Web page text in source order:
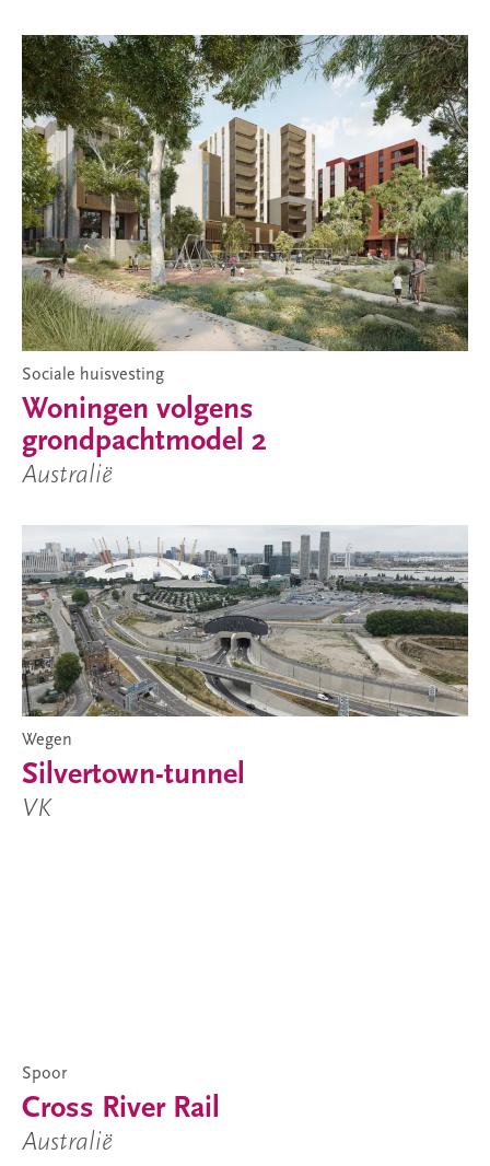
Sociale huisvesting
Woningen volgens
grondpachtmodel 2
Australië
Wegen
Silvertown-tunnel
VK
Spoor
Cross River Rail
Australië